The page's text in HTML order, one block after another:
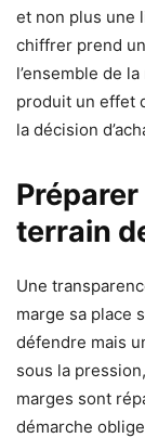
et non plus une
chiffrer prend
l’ensemble de
produit un effet
la décision
terrain
Une
marge sa place
défendre mais
sous la
marges sont
démarche